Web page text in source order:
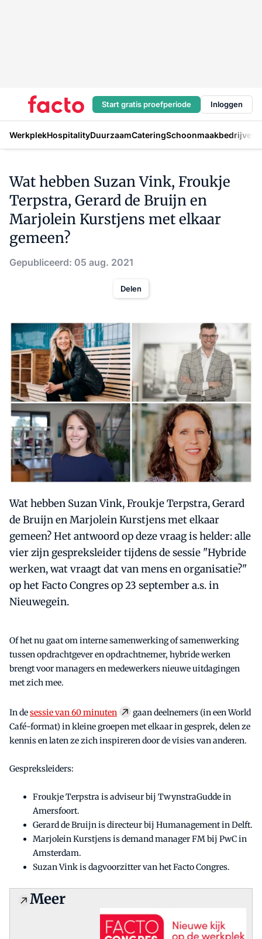
Start gratis proefperiode Inloggen
WerkplekHospitalityDuurzaamCateringSchoonmaakbedrijven
Wat hebben Suzan Vink, Froukje
Terpstra, Gerard de Bruijn en
Marjolein Kurstjens met elkaar
gemeen?
Gepubliceerd: 05 aug. 2021
Delen
Wat hebben Suzan Vink, Froukje Terpstra, Gerard
de Bruijn en Marjolein Kurstjens met elkaar
gemeen? Het antwoord op deze vraag is helder: alle
vier zijn gespreksleider tijdens de sessie "Hybride
werken, wat vraagt dat van mens en organisatie?"
op het Facto Congres op 23 september a.s. in
Nieuwegein.
Of het nu gaat om interne samenwerking of samenwerking
tussen opdrachtgever en opdrachtnemer, hybride werken
brengt voor managers en medewerkers nieuwe uitdagingen
met zich mee.
In desessie van 60 minuten
gaan deelnemers (in een World
Café-format) in kleine groepen met elkaar in gesprek, delen ze
kennis en laten ze zich inspireren door de visies van anderen.
Gespreksleiders:
Froukje Terpstra is adviseur bij TwynstraGudde in
Amersfoort.
Gerard de Bruijn is directeur bij Humanagement in Delft.
Marjolein Kurstjens is demand manager FM bij PwC in
Amsterdam.
Suzan Vink is dagvoorzitter van het Facto Congres.
Meer